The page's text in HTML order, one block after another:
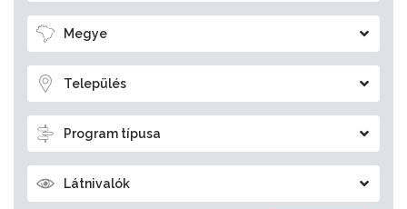
Megye
Település
Program típusa
Látnivalók